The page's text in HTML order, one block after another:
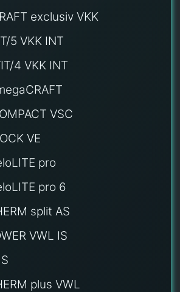
exclusiv VKK
5 VKK INT
4 VKK INT
VSC
VE
pro
pro 6
split AS
VWL IS
plus VWL